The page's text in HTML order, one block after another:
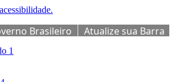
Brasileiro
Atualize sua Barra
1